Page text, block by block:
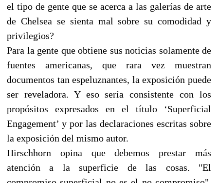
el tipo de gente que se acerca a las galerías de arte
de Chelsea se sienta mal sobre su comodidad y
privilegios?
Para la gente que obtiene sus noticias solamente de
fuentes americanas, que rara vez muestran
documentos tan espeluznantes, la exposición puede
ser reveladora. Y eso sería consistente con los
propósitos expresados en el título ‘Superficial
Engagement’ y por las declaraciones escritas sobre
la exposición del mismo autor.
Hirschhorn opina que debemos prestar más
atención a la superficie de las cosas. "El